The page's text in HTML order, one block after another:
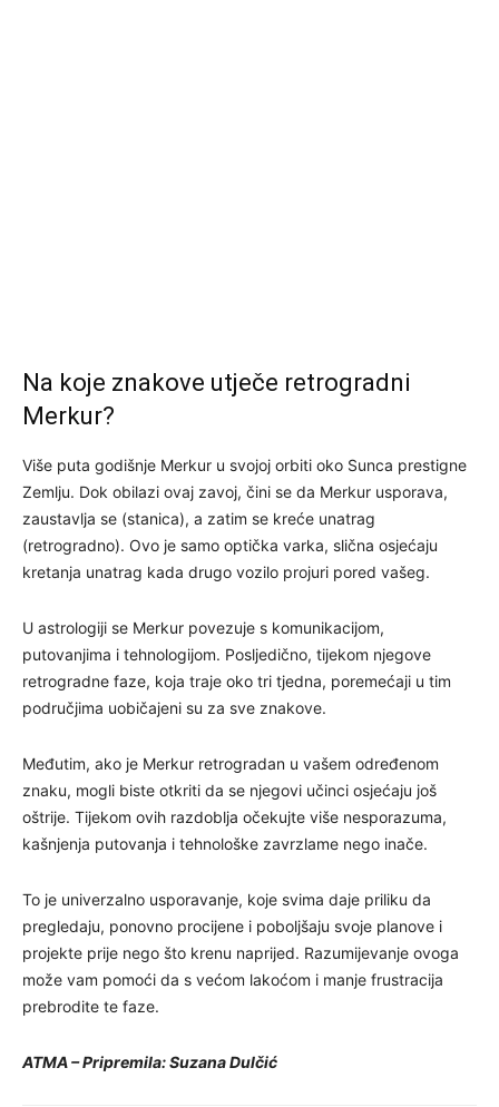
Na koje znakove utječe retrogradni
Merkur?
Više puta godišnje Merkur u svojoj orbiti oko Sunca prestigne
Zemlju. Dok obilazi ovaj zavoj, čini se da Merkur usporava,
zaustavlja se (stanica), a zatim se kreće unatrag
(retrogradno). Ovo je samo optička varka, slična osjećaju
kretanja unatrag kada drugo vozilo projuri pored vašeg.
U astrologiji se Merkur povezuje s komunikacijom,
putovanjima i tehnologijom. Posljedično, tijekom njegove
retrogradne faze, koja traje oko tri tjedna, poremećaji u tim
područjima uobičajeni su za sve znakove.
Međutim, ako je Merkur retrogradan u vašem određenom
znaku, mogli biste otkriti da se njegovi učinci osjećaju još
oštrije. Tijekom ovih razdoblja očekujte više nesporazuma,
kašnjenja putovanja i tehnološke zavrzlame nego inače.
To je univerzalno usporavanje, koje svima daje priliku da
pregledaju, ponovno procijene i poboljšaju svoje planove i
projekte prije nego što krenu naprijed. Razumijevanje ovoga
može vam pomoći da s većom lakoćom i manje frustracija
prebrodite te faze.
ATMA – Pripremila: Suzana Dulčić